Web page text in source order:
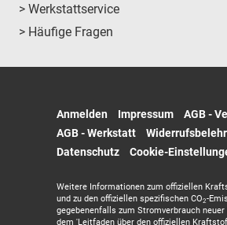
> Werkstattservice
> Häufige Fragen
Anmelden Impressum
AGB -
AGB - Werkstatt
Datenschutz
Cookie-
Weitere Informationen zum offiziellen
und zu den offiziellen spezifischen CO2-
gegebenenfalls zum Stromverbrauch neuer
dem 'Leitfaden über den offiziellen